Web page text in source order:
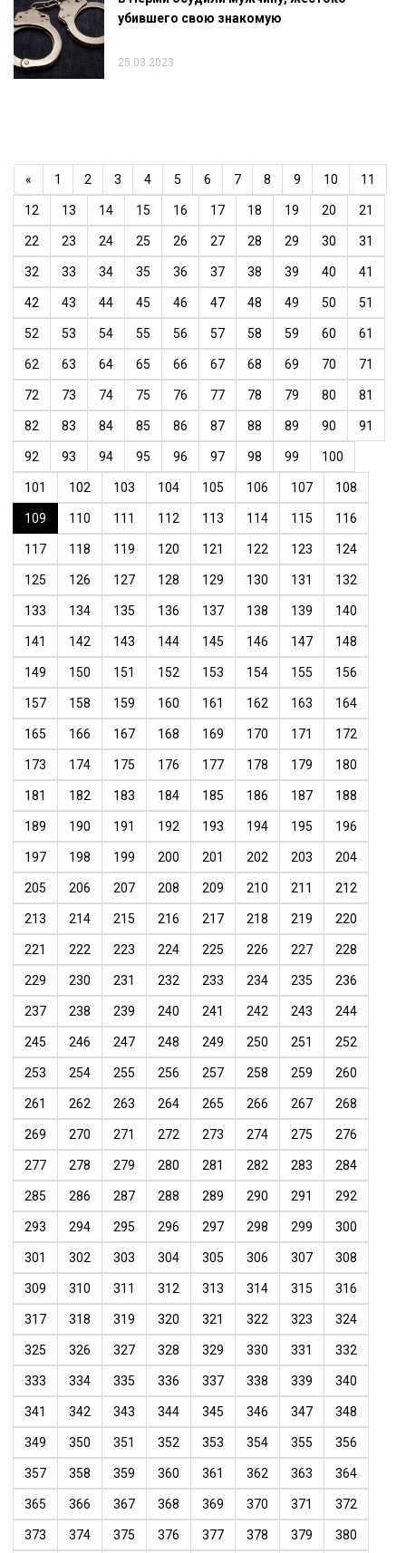
убившего свою знакомую
25.03.2023
« 1 2 3 4 5 6 7 8 9 10 11
12 13 14 15 16 17 18 19 20 21
22 23 24 25 26 27 28 29 30 31
32 33 34 35 36 37 38 39 40 41
42 43 44 45 46 47 48 49 50 51
52 53 54 55 56 57 58 59 60 61
62 63 64 65 66 67 68 69 70 71
72 73 74 75 76 77 78 79 80 81
82 83 84 85 86 87 88 89 90 91
92 93 94 95 96 97 98 99 100
101 102 103 104 105 106 107 108
109 110 111 112 113 114 115 116
117 118 119 120 121 122 123 124
125 126 127 128 129 130 131 132
133 134 135 136 137 138 139 140
141 142 143 144 145 146 147 148
149 150 151 152 153 154 155 156
157 158 159 160 161 162 163 164
165 166 167 168 169 170 171 172
173 174 175 176 177 178 179 180
181 182 183 184 185 186 187 188
189 190 191 192 193 194 195 196
197 198 199 200 201 202 203 204
205 206 207 208 209 210 211 212
213 214 215 216 217 218 219 220
221 222 223 224 225 226 227 228
229 230 231 232 233 234 235 236
237 238 239 240 241 242 243 244
245 246 247 248 249 250 251 252
253 254 255 256 257 258 259 260
261 262 263 264 265 266 267 268
269 270 271 272 273 274 275 276
277 278 279 280 281 282 283 284
285 286 287 288 289 290 291 292
293 294 295 296 297 298 299 300
301 302 303 304 305 306 307 308
309 310 311 312 313 314 315 316
317 318 319 320 321 322 323 324
325 326 327 328 329 330 331 332
333 334 335 336 337 338 339 340
341 342 343 344 345 346 347 348
349 350 351 352 353 354 355 356
357 358 359 360 361 362 363 364
365 366 367 368 369 370 371 372
373 374 375 376 377 378 379 380